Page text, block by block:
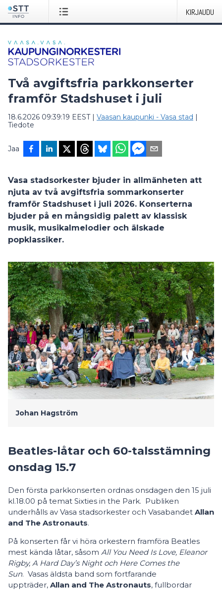
KIRJAUDU
Två avgiftsfria parkkonserter
framför Stadshuset i juli
18.6.2026 09:39:19 EEST| Vaasan kaupunki - Vasa stad |
Tiedote
Jaa
Vasa stadsorkester bjuder in allmänheten att
njuta av två avgiftsfria sommarkonserter
framför Stadshuset i juli 2026. Konserterna
bjuder på en mångsidig palett av klassisk
musik, musikalmelodier och älskade
popklassiker.
Johan Hagström
Beatles-låtar och 60-talsstämning
onsdag 15.7
Den första parkkonserten ordnas onsdagen den 15 juli
kl.18.00 på temat Sixties in the Park. Publiken
underhålls av Vasa stadsorkester och Vasabandet Allan
and The Astronauts.
På konserten får vi höra orkestern framföra Beatles
mest kända låtar, såsom All You Need Is Love, Eleanor
Rigby, A Hard Day’s Night och Here Comes the
Sun. Vasas äldsta band som fortfarande
uppträder, Allan and The Astronauts, fullbordar